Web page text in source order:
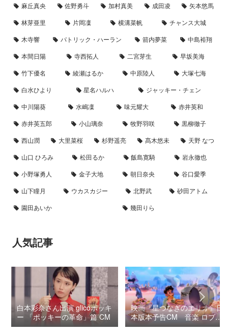
麻丘真央
佐野勇斗 加村真美 成田凌
矢本悠馬
林芽亜里
片岡凜 横溝菜帆
チャンス大城
木寺響
パトリック・ハーラン 箭内夢菜
中島裕翔
本間日陽
寺西拓人 二宮芽生
早坂美海
竹下優名
綾瀬はるか 中原陸人
大塚七海
白水ひより
星名ハルハ
ジャッキー・チェン
中川陽葵
水嶋凜 味元耀大
赤井英和
赤井英五郎
小山璃奈 牧野羽咲
黒柳徹子
西山潤
大里菜桜 杉野遥亮 髙木悠未
天野 なつ
山口 ひろみ
松田るか 飯島寛騎
岩永徹也
小野塚勇人
金子大地 朝日奈央
谷口愛季
山下瞳月
ウカスカジー 北野武
砂田アトム
園田あいか
幾田りら
人気記事
白本彩奈さん出演 glicoポッキ
ー 「ポッキーの革命」篇 CM
映画『星つなぎのエリオ』日
本版本予告CM 音楽 ロブ・
シモンセン /